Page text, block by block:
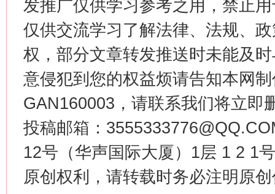
发推广仅供学习参考之用，禁止
仅供交流学习了解法律、法规、
权，部分文章转发推送时未能及
意侵犯到您的权益烦请告知本网
GAN160003，请联系我们将立即
投稿邮箱：
12号（华声国际大厦）1层 1 2 1
原创权利，请转载时务必注明原
在谋一域中谋全局